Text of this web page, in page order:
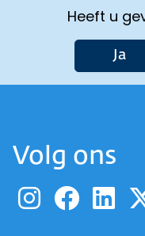
Heeft u
Ja
Volg ons
GaGa